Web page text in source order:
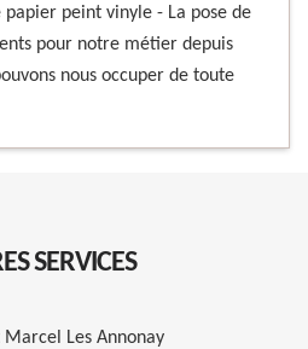
peint vinyle - La pose de
pour notre métier depuis
nous occuper de toute
SERVICES
Marcel Les Annonay